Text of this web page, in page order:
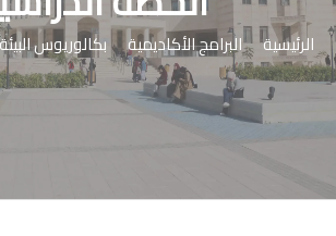
الرئيسية البرامج الأكاديمية بكالوريوس